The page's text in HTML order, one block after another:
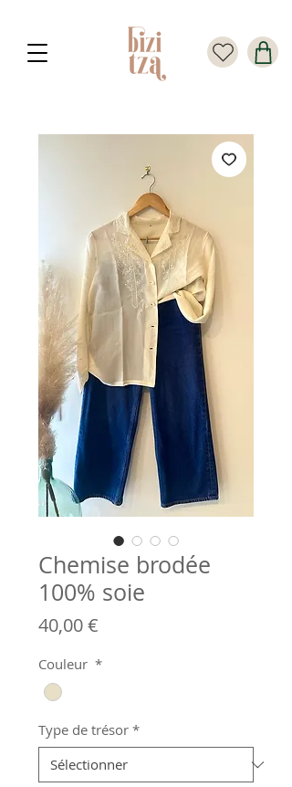
Chemise brodée
100% soie
40,00 €
Couleur *
Type de trésor *